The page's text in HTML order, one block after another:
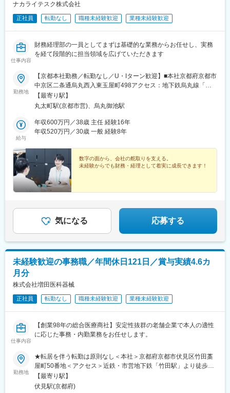
ナカライテスク株式会社
正社員 転勤なし 職種未経験歓迎 業種未経験歓迎
仕事内容
財務経理部の一員としてまずは基礎的な業務からお任せし、実務
を経て段階的に担当領域を広げていただきます
勤務地
【京都本社勤務／転勤なし／U・Iターン歓迎】■本社京都府京都市
中京区二条通烏丸西入東玉屋町498アクセス：地下鉄烏丸線「烏
丸御池駅」から徒歩5分※原則、転居を伴う転勤はありません。※
受動喫煙対策：屋内全面禁煙（屋上に喫煙スペースあり）
【最寄り駅】
丸太町駅(京都市営)、烏丸御池駅
給与
年収600万円／38歳 主任 経験16年
年収520万円／30歳 一般 経験8年
数字の面から、会社の舵取りを支える。
未経験からでも財務・経理として着実に成長できます！
気になる 応募する
未経験歓迎の事務職／年間休日121日／賞与実績4.6カ
月分
株式会社増田医科器械
正社員 転勤なし 職種未経験歓迎 業種未経験歓迎
仕事内容
【創業98年の総合医療商社】安定性抜群の老舗企業で本人の適性
に応じた事務・内勤業務をお任せします。
勤務地
★転居を伴う転勤は原則なし＜本社＞京都府京都市伏見区竹田藁
屋町50番地＜アクセス＞近鉄・市営地下鉄「竹田駅」より徒歩約
12分市バス「パルスプラザ駅」下車徒歩約3分近鉄京都線「伏見
駅」より約10分※受動喫煙対策：屋内禁煙（喫煙場所あり）
【最寄り駅】
伏見駅(京都府)